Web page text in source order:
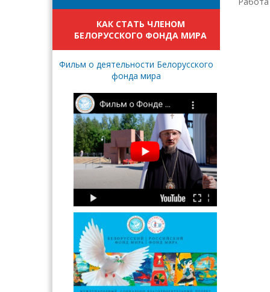
КАК СТАТЬ ЧЛЕНОМ
БЕЛОРУССКОГО ФОНДА МИРА
Фильм о деятельности Белорусского
фонда мира